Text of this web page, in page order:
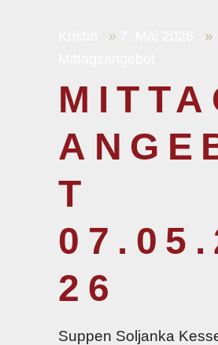
T
26
Suppen Soljanka